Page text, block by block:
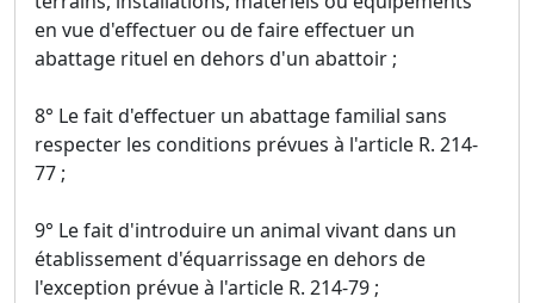
en vue d'effectuer ou de faire effectuer un
abattage rituel en dehors d'un abattoir ;
8° Le fait d'effectuer un abattage familial sans
respecter les conditions prévues à l'article R. 214-
77 ;
9° Le fait d'introduire un animal vivant dans un
établissement d'équarrissage en dehors de
l'exception prévue à l'article R. 214-79 ;